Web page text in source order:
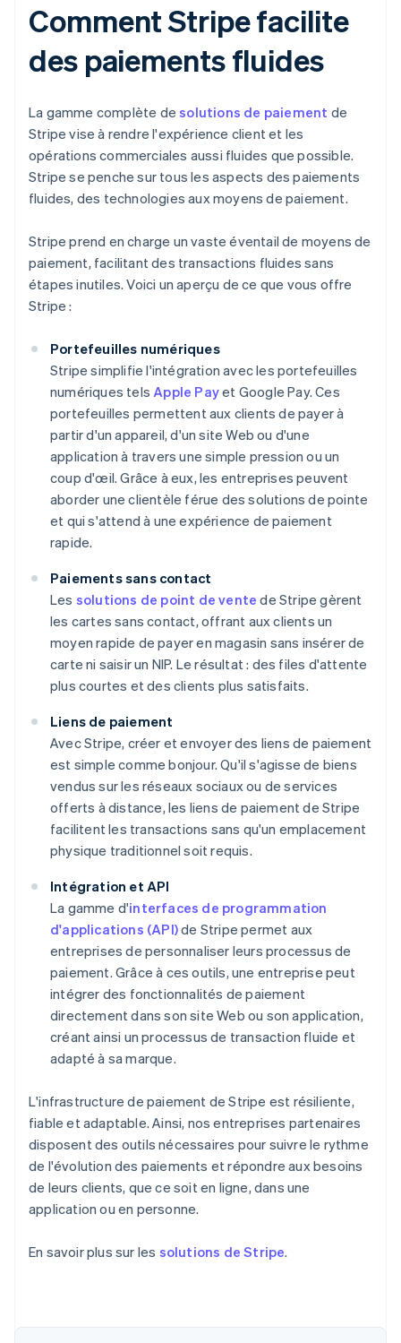
Comment Stripe facilite
des paiements fluides
La gamme complète desolutions de paiement de
Stripe vise à rendre l'expérience client et les
opérations commerciales aussi fluides que possible.
Stripe se penche sur tous les aspects des paiements
fluides, des technologies aux moyens de paiement.
Stripe prend en charge un vaste éventail de moyens de
paiement, facilitant des transactions fluides sans
étapes inutiles. Voici un aperçu de ce que vous offre
Stripe :
Portefeuilles numériques
Stripe simplifie l'intégration avec les portefeuilles
numériques telsApple Payet Google Pay. Ces
portefeuilles permettent aux clients de payer à
partir d'un appareil, d'un site Web ou d'une
application à travers une simple pression ou un
coup d'œil. Grâce à eux, les entreprises peuvent
aborder une clientèle férue des solutions de pointe
et qui s'attend à une expérience de paiement
rapide.
Paiements sans contact
Les solutions de point de vente de Stripe gèrent
les cartes sans contact, offrant aux clients un
moyen rapide de payer en magasin sans insérer de
carte ni saisir un NIP. Le résultat : des files d'attente
plus courtes et des clients plus satisfaits.
Liens de paiement
Avec Stripe, créer et envoyer des liens de paiement
est simple comme bonjour. Qu'il s'agisse de biens
vendus sur les réseaux sociaux ou de services
offerts à distance, les liens de paiement de Stripe
facilitent les transactions sans qu'un emplacement
physique traditionnel soit requis.
Intégration et API
La gamme d'interfaces de programmation
d'applications (API)de Stripe permet aux
entreprises de personnaliser leurs processus de
paiement. Grâce à ces outils, une entreprise peut
intégrer des fonctionnalités de paiement
directement dans son site Web ou son application,
créant ainsi un processus de transaction fluide et
adapté à sa marque.
L'infrastructure de paiement de Stripe est résiliente,
fiable et adaptable. Ainsi, nos entreprises partenaires
disposent des outils nécessaires pour suivre le rythme
de l'évolution des paiements et répondre aux besoins
de leurs clients, que ce soit en ligne, dans une
application ou en personne.
En savoir plus sur les solutions de Stripe.